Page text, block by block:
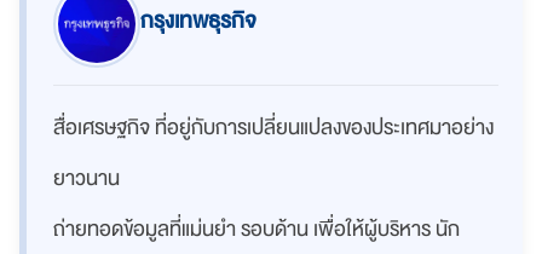
กรุงเทพธุรกิจ
สื่อเศรษฐกิจ ที่อยู่กับการเปลี่ยนแปลงของประเทศมาอย่าง
ยาวนาน
ถ่ายทอดข้อมูลที่แม่นยำ รอบด้าน เพื่อให้ผู้บริหาร นัก